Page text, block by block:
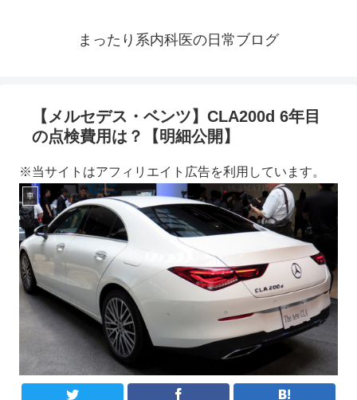
まったり系内科医の日常ブログ
【メルセデス・ベンツ】CLA200d 6年目
の点検費用は？【明細公開】
※当サイトはアフィリエイト広告を利用しています。
車